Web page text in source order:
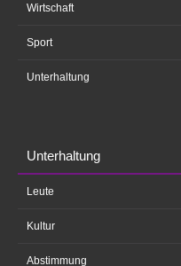
Wirtschaft
Sport
Unterhaltung
Unterhaltung
Leute
Kultur
Abstimmung